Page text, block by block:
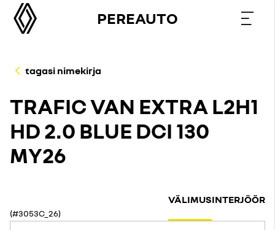
PEREAUTO
tagasi nimekirja
TRAFIC VAN EXTRA L2H1
HD 2.0 BLUE DCI 130
MY26
(#3053C_26)
VÄLIMUSINTERJÖÖR